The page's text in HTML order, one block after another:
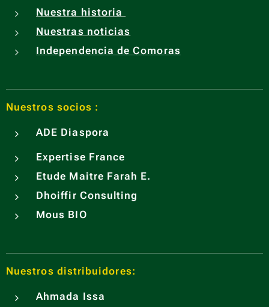
Nuestra historia
Nuestras noticias
Independencia de Comoras
Nuestros socios :
ADE Diaspora
Expertise France
Etude Maitre Farah E.
Dhoiffir Consulting
Mous BIO
Nuestros distribuidores:
Ahmada Issa